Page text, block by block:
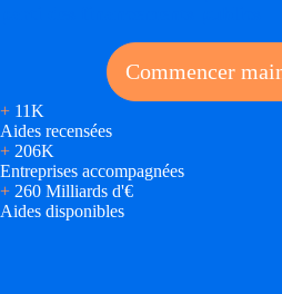
Commencer
+ 11K
Aides recensées
+ 206K
Entreprises accompagnées
+ 260 Milliards d'€
Aides disponibles